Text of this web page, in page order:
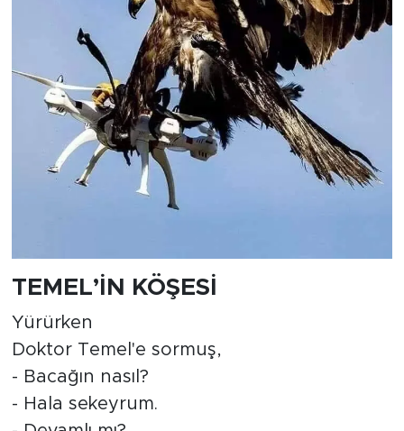
TEMEL’İN KÖŞESİ
Yürürken
Doktor Temel'e sormuş,
- Bacağın nasıl?
- Hala sekeyrum.